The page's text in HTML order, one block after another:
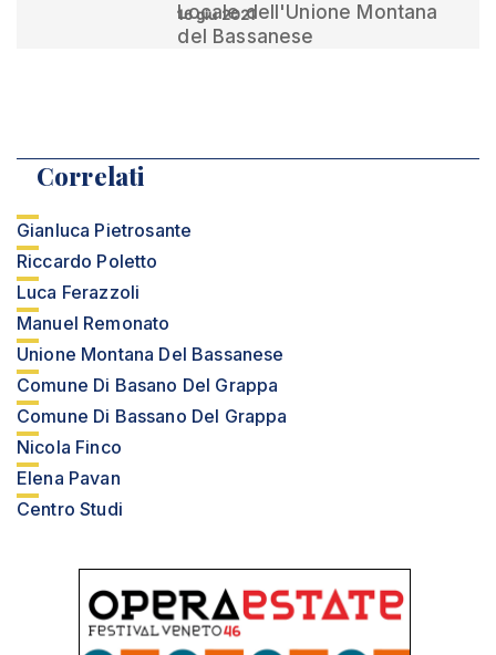
Locale dell'Unione Montana
del Bassanese
16 giu 2021
Correlati
Gianluca Pietrosante
Riccardo Poletto
Luca Ferazzoli
Manuel Remonato
Unione Montana Del Bassanese
Comune Di Basano Del Grappa
Comune Di Bassano Del Grappa
Nicola Finco
Elena Pavan
Centro Studi